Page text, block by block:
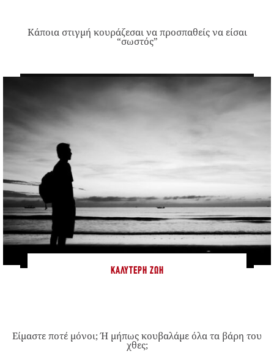
Κάποια στιγμή κουράζεσαι να προσπαθείς να είσαι
“σωστός”
ΚΑΛΎΤΕΡΗ ΖΩΉ
Είμαστε ποτέ μόνοι; Ή μήπως κουβαλάμε όλα τα βάρη του
χθες;